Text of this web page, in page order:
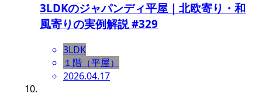
3LDKのジャパンディ平屋｜北欧寄り・和
風寄りの実例解説 #329
3LDK
１階（平屋）
2026.04.17